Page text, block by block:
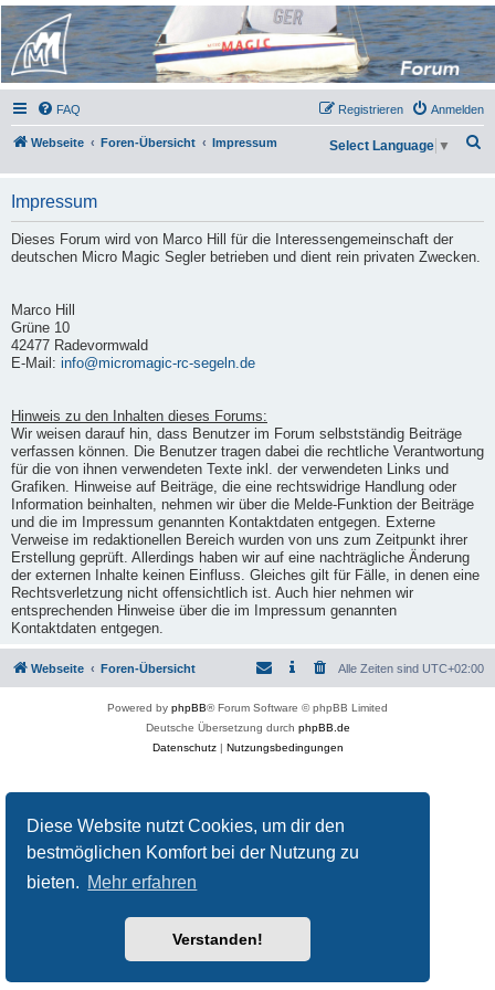
Diese Website nutzt Cookies, um dir den
bestmöglichen Komfort bei der Nutzung zu
bieten. Mehr erfahren
Verstanden!
Micro Magic Forum
Deutschland
FAQ Anmelden
Registrieren
Webseite Foren-Übersicht Impressum
h
Select Language ▼
Impressum
Dieses Forum wird von Marco Hill für die Interessengemeinschaft der
deutschen Micro Magic Segler betrieben und dient rein privaten Zwecken.
Marco Hill
Grüne 10
42477 Radevormwald
E-Mail: info@micromagic-rc-segeln.de
Hinweis zu den Inhalten dieses Forums:
Wir weisen darauf hin, dass Benutzer im Forum selbstständig Beiträge
verfassen können. Die Benutzer tragen dabei die rechtliche Verantwortung
für die von ihnen verwendeten Texte inkl. der verwendeten Links und
Grafiken. Hinweise auf Beiträge, die eine rechtswidrige Handlung oder
Information beinhalten, nehmen wir über die Melde-Funktion der Beiträge
und die im Impressum genannten Kontaktdaten entgegen. Externe
Verweise im redaktionellen Bereich wurden von uns zum Zeitpunkt ihrer
Erstellung geprüft. Allerdings haben wir auf eine nachträgliche Änderung
der externen Inhalte keinen Einfluss. Gleiches gilt für Fälle, in denen eine
Rechtsverletzung nicht offensichtlich ist. Auch hier nehmen wir
entsprechenden Hinweise über die im Impressum genannten
Kontaktdaten entgegen.
Webseite Foren-Übersicht Alle Zeiten sind UTC+02:00
Powered by phpBB® Forum Software © phpBB Limited
Deutsche Übersetzung durch phpBB.de
Datenschutz| Nutzungsbedingungen